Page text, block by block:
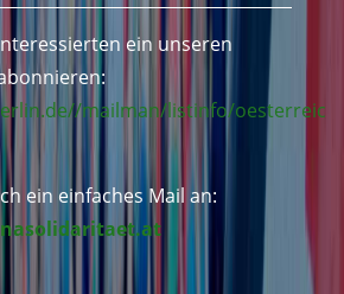
ein unseren
mailman/listinfo/oesterreic
ein einfaches Mail an: